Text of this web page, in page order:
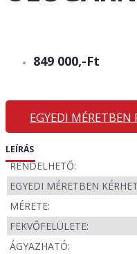
849 000,-Ft
EGYEDI
LEÍRÁS
RENDELHETŐ:
EGYEDI MÉRETBEN
MÉRETE:
FEKVŐFELÜLETE:
ÁGYAZHATÓ: